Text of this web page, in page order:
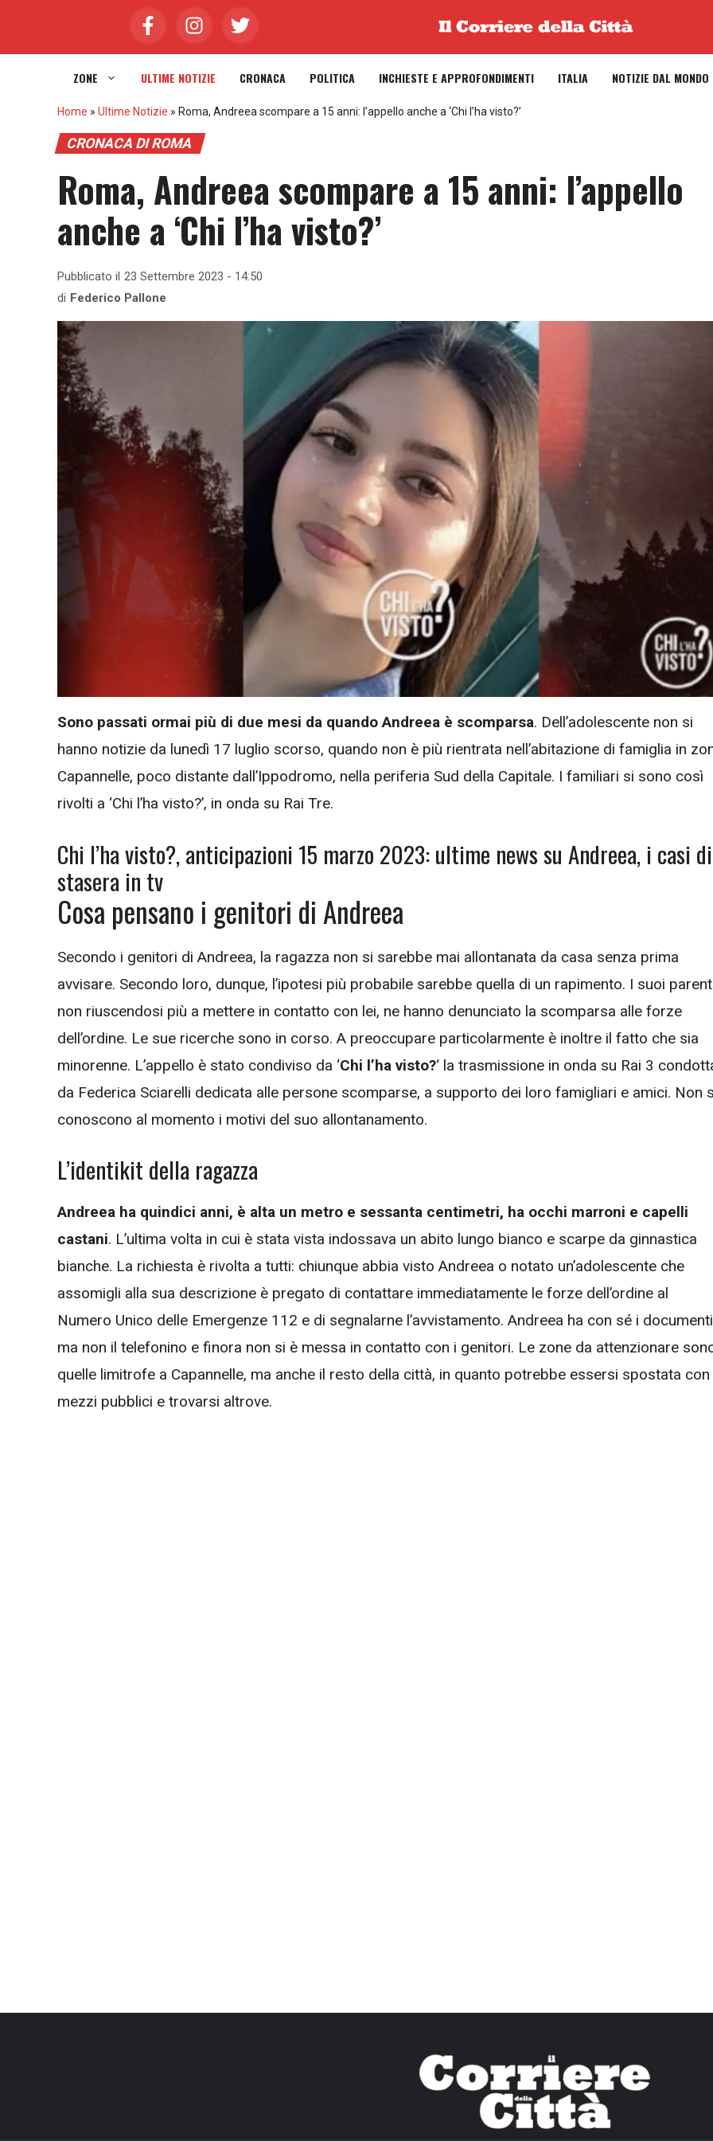
ZONE ULTIME NOTIZIE CRONACA POLITICA INCHIESTE E APPROFONDIMENTI ITALIA NOTIZIE DAL MONDO
Home » Ultime Notizie » Roma, Andreea scompare a 15 anni: l’appello anche a ‘Chi l’ha visto?’
CRONACA DI ROMA
Roma, Andreea scompare a 15 anni: l’appello
anche a ‘Chi l’ha visto?’
Pubblicato il 23 Settembre 2023 - 14:50
di Federico Pallone
Sono passati ormai più di due mesi da quando Andreea è scomparsa. Dell’adolescente non si
hanno notizie da lunedì 17 luglio scorso, quando non è più rientrata nell’abitazione di famiglia in
Capannelle, poco distante dall’Ippodromo, nella periferia Sud della Capitale. I familiari si sono così
rivolti a ‘Chi l’ha visto?’, in onda su Rai Tre.
Chi l’ha visto?, anticipazioni 15 marzo 2023: ultime news su Andreea, i casi di
stasera in tv
Cosa pensano i genitori di Andreea
Secondo i genitori di Andreea, la ragazza non si sarebbe mai allontanata da casa senza prima
avvisare. Secondo loro, dunque, l’ipotesi più probabile sarebbe quella di un rapimento. I suoi
non riuscendosi più a mettere in contatto con lei, ne hanno denunciato la scomparsa alle forze
dell’ordine. Le sue ricerche sono in corso. A preoccupare particolarmente è inoltre il fatto che sia
minorenne. L’appello è stato condiviso da ‘Chi l’ha visto?‘ la trasmissione in onda su Rai 3
da Federica Sciarelli dedicata alle persone scomparse, a supporto dei loro famigliari e amici. Non
conoscono al momento i motivi del suo allontanamento.
L’identikit della ragazza
Andreea ha quindici anni, è alta un metro e sessanta centimetri, ha occhi marroni e capelli
castani. L’ultima volta in cui è stata vista indossava un abito lungo bianco e scarpe da ginnastica
bianche. La richiesta è rivolta a tutti: chiunque abbia visto Andreea o notato un’adolescente che
assomigli alla sua descrizione è pregato di contattare immediatamente le forze dell’ordine al
Numero Unico delle Emergenze 112 e di segnalarne l’avvistamento. Andreea ha con sé i documenti
ma non il telefonino e finora non si è messa in contatto con i genitori. Le zone da attenzionare
quelle limitrofe a Capannelle, ma anche il resto della città, in quanto potrebbe essersi spostata con
mezzi pubblici e trovarsi altrove.